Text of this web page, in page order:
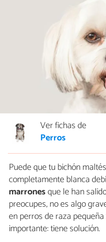
Ver fichas de
Perros
Puede que tu bichón
completamente blanca
marronesque le han
preocupes, no es algo
en perros de raza
importante: tiene solución.